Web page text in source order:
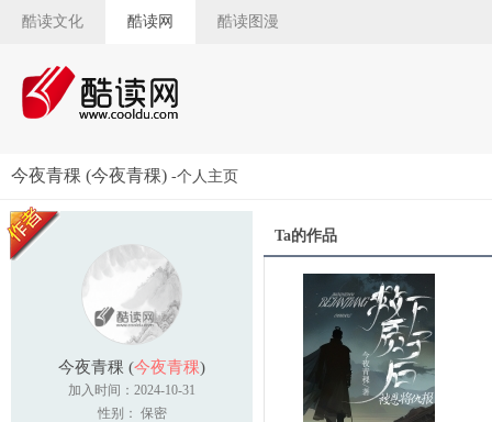
酷读文化 酷读网 酷读图漫
今夜青稞 (今夜青稞) -个人主页
今夜青稞 (今夜青稞)
加入时间：2024-10-31
性别： 保密
Ta的作品